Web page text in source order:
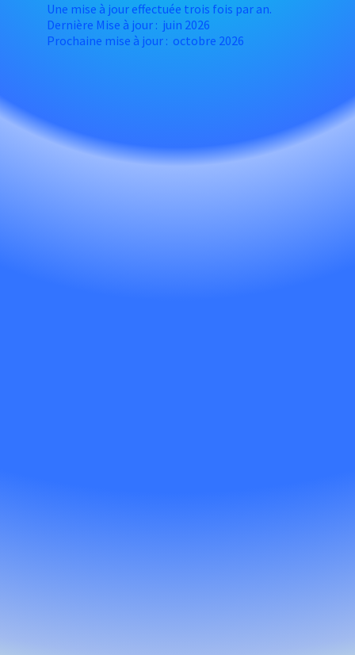
Une mise à jour effectuée trois fois par an.
Dernière Mise à jour : juin 2026
Prochaine mise à jour : octobre 2026